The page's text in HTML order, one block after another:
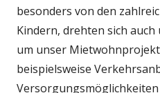
besonders von den
Kindern, drehten sich
um unser
beispielsweise